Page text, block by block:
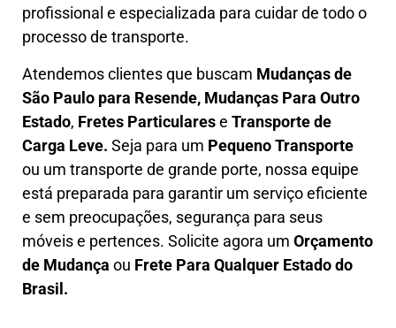
profissional e especializada para cuidar de todo o
processo de transporte.
Atendemos clientes que buscam Mudançasde
São Paulo para Resende, Mudanças Para Outro
Estado, Fretes Particularese Transportede
Carga Leve. Seja para um Pequeno Transporte
ou um transporte de grande porte, nossa equipe
está preparada para garantir um serviço eficiente
e sem preocupações, segurança para seus
móveis e pertences. Solicite agora um Orçamento
de Mudança ou Frete Para Qualquer Estado do
Brasil.